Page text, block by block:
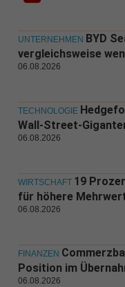
UNTERNEHMEN BYD
vergleichsweise
06.08.2026
TECHNOLOGIE
Wall-Street-
06.08.2026
WIRTSCHAFT 19
für höhere
06.08.2026
FINANZEN
Position im
06.08.2026